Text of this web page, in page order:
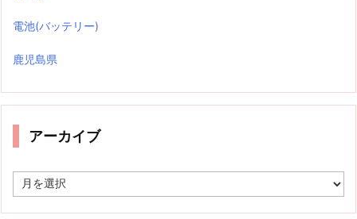
電池(バッテリー)
鹿児島県
アーカイブ
ー